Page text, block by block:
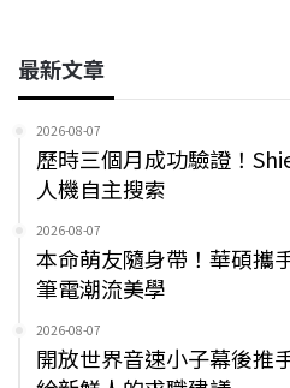
最新文章
2026-08-07
歷時三個月成功驗證！
人機自主搜索
2026-08-07
本命萌友隨身帶！華碩攜
筆電潮流美學
2026-08-07
開放世界音速小子幕後推